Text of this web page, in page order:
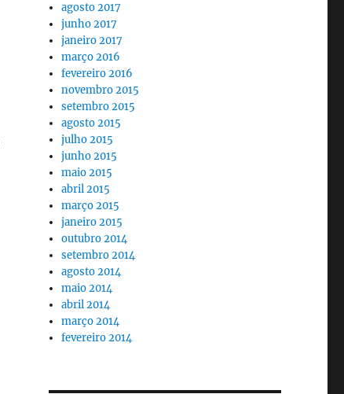
agosto 2017
junho 2017
janeiro 2017
março 2016
fevereiro 2016
novembro 2015
setembro 2015
agosto 2015
julho 2015
junho 2015
maio 2015
abril 2015
março 2015
janeiro 2015
outubro 2014
setembro 2014
agosto 2014
maio 2014
abril 2014
março 2014
fevereiro 2014